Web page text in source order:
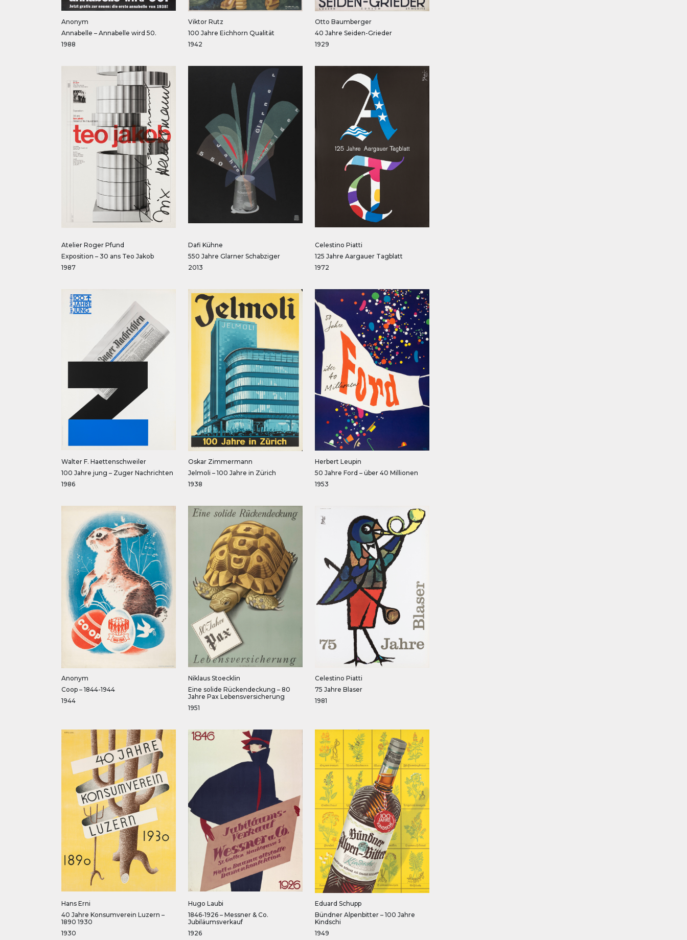
Anonym
Annabelle – Annabelle wird 50.
1988
Viktor Rutz
100 Jahre Eichhorn Qualität
1942
Otto Baumberger
40 Jahre Seiden-Grieder
1929
Atelier Roger Pfund
Exposition – 30 ans Teo Jakob
1987
Dafi Kühne
550 Jahre Glarner Schabziger
2013
Celestino Piatti
125 Jahre Aargauer Tagblatt
1972
Walter F. Haettenschweiler
100 Jahre jung – Zuger Nachrichten
1986
Oskar Zimmermann
Jelmoli – 100 Jahre in Zürich
1938
Herbert Leupin
50 Jahre Ford – über 40 Millionen
1953
Anonym
Coop – 1844-1944
1944
Niklaus Stoecklin
Eine solide Rückendeckung – 80
Jahre Pax Lebensversicherung
1951
Celestino Piatti
75 Jahre Blaser
1981
Hans Erni
40 Jahre Konsumverein Luzern –
1890 1930
1930
Hugo Laubi
1846-1926 – Messner & Co.
Jubiläumsverkauf
1926
Eduard Schupp
Bündner Alpenbitter – 100 Jahre
Kindschi
1949